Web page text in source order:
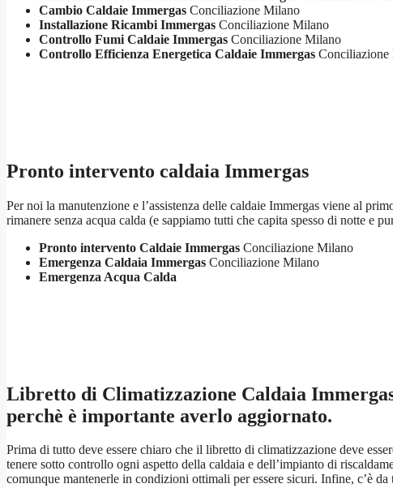
Cambio Caldaie Immergas Conciliazione Milano
Installazione Ricambi Immergas Conciliazione Milano
Controllo Fumi Caldaie Immergas Conciliazione Milano
Controllo Efficienza Energetica Caldaie Immergas Conciliazione
Pronto intervento caldaia Immergas
Per noi la manutenzione e l’assistenza delle caldaie Immergas viene al
rimanere senza acqua calda (e sappiamo tutti che capita spesso di notte e
Pronto intervento Caldaie Immergas Conciliazione Milano
Emergenza Caldaia Immergas Conciliazione Milano
Emergenza Acqua Calda
Libretto di Climatizzazione Caldaia
perchè è importante averlo aggiornato.
Prima di tutto deve essere chiaro che il libretto di climatizzazione deve
tenere sotto controllo ogni aspetto della caldaia e dell’impianto di
comunque mantenerle in condizioni ottimali per essere sicuri. Infine, c’è